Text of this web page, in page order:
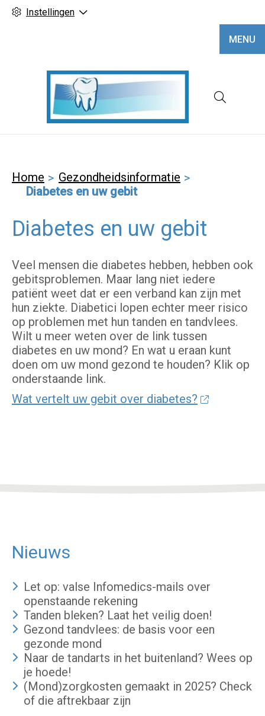
Instellingen
MENU
Home
Gezondheidsinformatie
Diabetes en uw gebit
Diabetes en uw gebit
Veel mensen die diabetes hebben, hebben ook
gebitsproblemen. Maar lang niet iedere
patiënt weet dat er een verband kan zijn met
hun ziekte. Diabetici lopen echter meer risico
op problemen met hun tanden en tandvlees.
Wilt u meer weten over de link tussen
diabetes en uw mond? En wat u eraan kunt
doen om uw mond gezond te houden? Klik op
onderstaande link.
Wat vertelt uw gebit over diabetes?
Nieuws
Let op: valse Infomedics-mails over
openstaande rekening
Tanden bleken? Laat het veilig doen!
Gezond tandvlees: de basis voor een
gezonde mond
Naar de tandarts in het buitenland? Wees op
je hoede!
(Mond)zorgkosten gemaakt in 2025? Check
of die aftrekbaar zijn